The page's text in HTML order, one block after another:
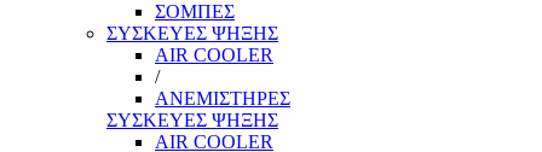
ΣΟΜΠΕΣ
ΣΥΣΚΕΥΕΣ ΨΗΞΗΣ
AIR COOLER
/
ΑΝΕΜΙΣΤΗΡΕΣ
ΣΥΣΚΕΥΕΣ ΨΗΞΗΣ
AIR COOLER